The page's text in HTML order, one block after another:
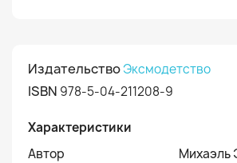
ИздательствоЭксмодетство
ISBN 978-5-04-211208-9
Характеристики
Автор
Михаэль